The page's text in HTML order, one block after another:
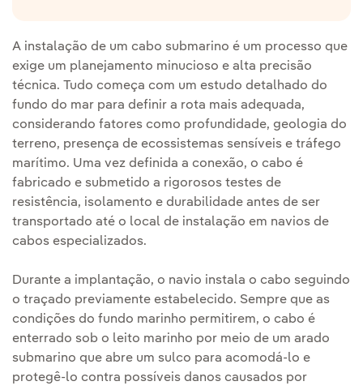
A instalação de um cabo submarino é um processo que
exige um planejamento minucioso e alta precisão
técnica. Tudo começa com um estudo detalhado do
fundo do mar para definir a rota mais adequada,
considerando fatores como profundidade, geologia do
terreno, presença de ecossistemas sensíveis e tráfego
marítimo. Uma vez definida a conexão, o cabo é
fabricado e submetido a rigorosos testes de
resistência, isolamento e durabilidade antes de ser
transportado até o local de instalação em navios de
cabos especializados.
Durante a implantação, o navio instala o cabo seguindo
o traçado previamente estabelecido. Sempre que as
condições do fundo marinho permitirem, o cabo é
enterrado sob o leito marinho por meio de um arado
submarino que abre um sulco para acomodá-lo e
protegê-lo contra possíveis danos causados por